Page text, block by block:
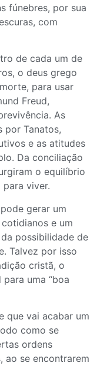
fúnebres, por sua
com
de cada um de
o deus grego
para usar
Freud,
As
por Tanatos,
e as atitudes
Da conciliação
o equilíbrio
viver.
gerar um
e um
possibilidade de
Talvez por isso
cristã, o
uma “boa
que vai acabar um
como se
ordens
ao se encontrarem